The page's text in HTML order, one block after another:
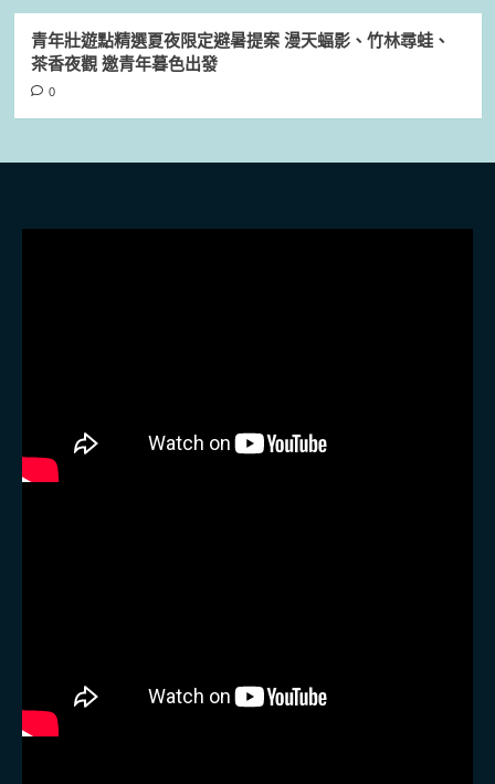
青年壯遊點精選夏夜限定避暑提案 漫天蝠影、竹林尋蛙、
茶香夜觀 邀青年暮色出發
0